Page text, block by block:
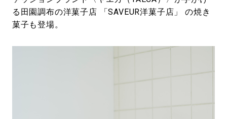
る田園調布の洋菓子店 「SAVEUR洋菓子店」 の焼き
菓子も登場。